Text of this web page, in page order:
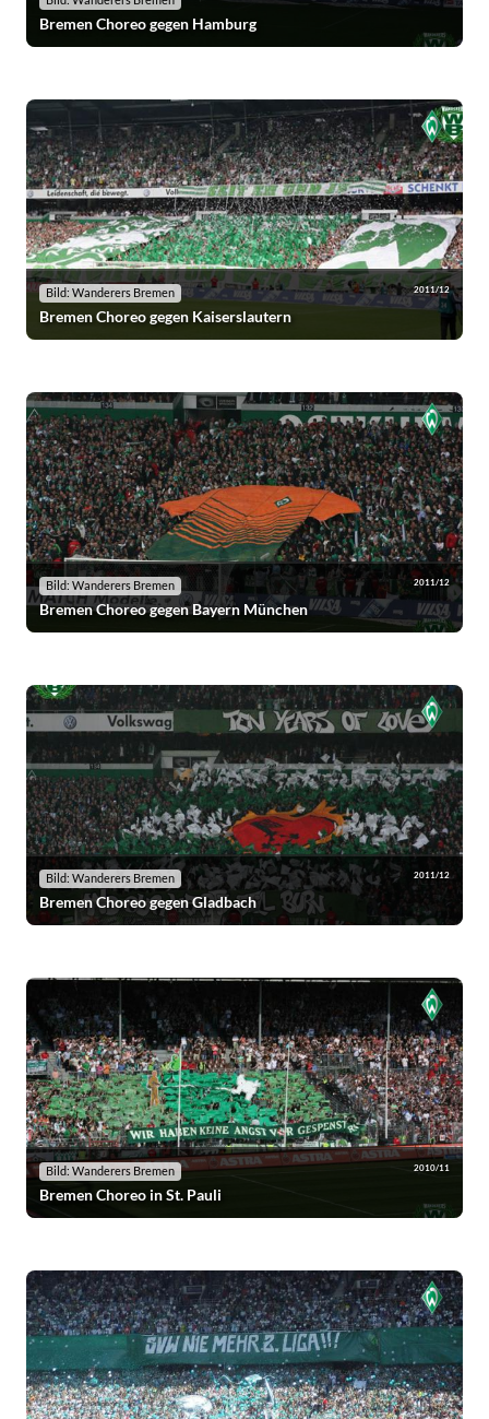
Bremen Choreo gegen Hamburg
Bild: Wanderers Bremen 2011/12
Bremen Choreo gegen Kaiserslautern
Bild: Wanderers Bremen 2011/12
Bremen Choreo gegen Bayern München
Bild: Wanderers Bremen 2011/12
Bremen Choreo gegen Gladbach
Bild: Wanderers Bremen 2010/11
Bremen Choreo in St. Pauli